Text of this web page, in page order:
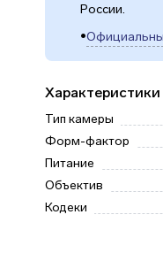
России.
•
(откроется
Характеристики
Тип камеры
Форм-фактор
Питание
Объектив
Кодеки